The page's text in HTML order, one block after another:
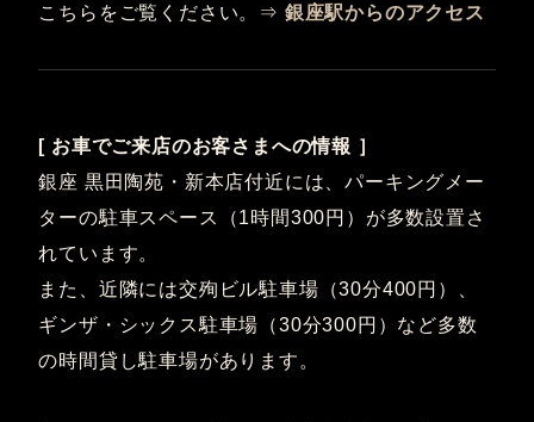
こちらをご覧ください。⇒ 銀座駅からのアクセス
[ お車でご来店のお客さまへの情報 ］
銀座 黒田陶苑・新本店付近には、パーキングメー
ターの駐車スペース（1時間300円）が多数設置さ
れています。
また、近隣には交殉ビル駐車場（30分400円）、
ギンザ・シックス駐車場（30分300円）など多数
の時間貸し駐車場があります。